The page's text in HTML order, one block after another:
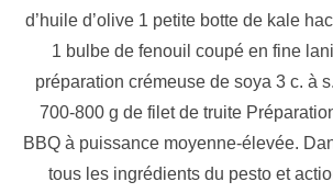
d’huile d’olive 1 petite botte de kale
1 bulbe de fenouil coupé en fine
préparation crémeuse de soya 3 c. à
700-800 g de filet de truite
BBQ à puissance moyenne-élevée.
tous les ingrédients du pesto et